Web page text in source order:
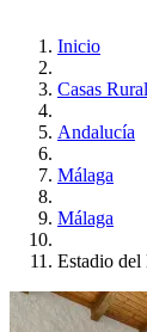
Inicio
Casas
Andalucía
Málaga
Málaga
Estadio del